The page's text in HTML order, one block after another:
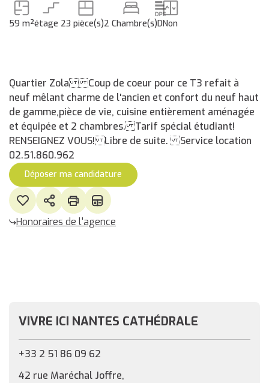
59 m²étage 23 pièce(s)2 Chambre(s)DNon
Quartier Zola Coup de coeur pour ce T3 refait à
neuf mêlant charme de l'ancien et confort du neuf haut
de gamme,pièce de vie, cuisine entièrement aménagée
et équipée et 2 chambres. Tarif spécial étudiant!
RENSEIGNEZ VOUS! Libre de suite. Service location
02.51.860.962
Déposer ma candidature
Honoraires de l'agence
VIVRE ICI NANTES CATHÉDRALE
+33 2 51 86 09 62
42 rue Maréchal Joffre,